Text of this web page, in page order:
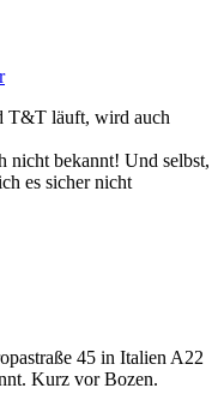
T&T läuft, wird auch
nicht bekannt! Und selbst,
es sicher nicht
45 in Italien A22
Kurz vor Bozen.